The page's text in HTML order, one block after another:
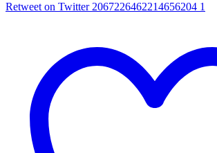
Retweet on Twitter 2067226462214656204 1